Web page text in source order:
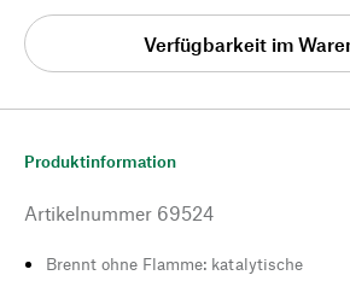
Verfügbarkeit im
Produktinformation
Artikelnummer 69524
Brennt ohne Flamme: katalytische